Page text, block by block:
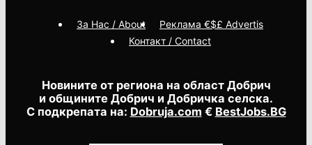
Новините от региона на област Добрич
и общините Добрич и Добричка селска.
С подкрепата на: Dobruja.com € BestJobs.BG
За Нас / About
Реклама €$£ Advertis
Контакт / Contact